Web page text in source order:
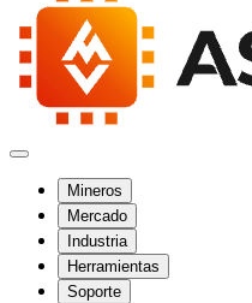
Mineros
Mercado
Industria
Herramientas
Soporte